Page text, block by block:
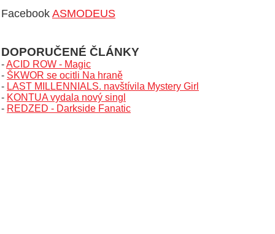
Facebook ASMODEUS
DOPORUČENÉ ČLÁNKY
-ACID ROW - Magic
- ŠKWOR se ocitli Na hraně
- LAST MILLENNIALS. navštívila Mystery Girl
- KONTUA vydala nový singl
- REDZED - Darkside Fanatic